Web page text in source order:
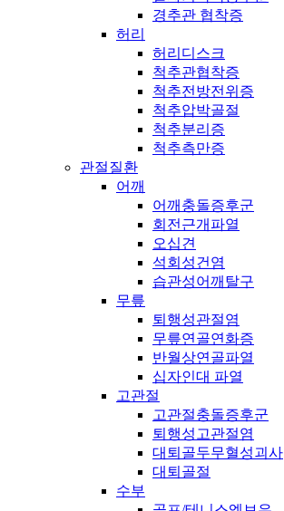
경추관 협착증
허리
허리디스크
척추관협착증
척추전방전위증
척추압박골절
척추분리증
척추측만증
관절질환
어깨
어깨충돌증후군
회전근개파열
오십견
석회성건염
습관성어깨탈구
무릎
퇴행성관절염
무릎연골연화증
반월상연골파열
십자인대 파열
고관절
고관절충돌증후군
퇴행성고관절염
대퇴골두무혈성괴사
대퇴골절
수부